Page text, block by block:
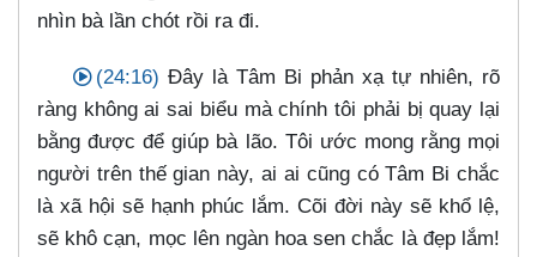
nhìn bà lần chót rồi ra đi.
(24:16) Đây là Tâm Bi phản xạ tự nhiên, rõ
ràng không ai sai biểu mà chính tôi phải bị quay lại
bằng được để giúp bà lão. Tôi ước mong rằng mọi
người trên thế gian này, ai ai cũng có Tâm Bi chắc
là xã hội sẽ hạnh phúc lắm. Cõi đời này sẽ khổ lệ,
sẽ khô cạn, mọc lên ngàn hoa sen chắc là đẹp lắm!